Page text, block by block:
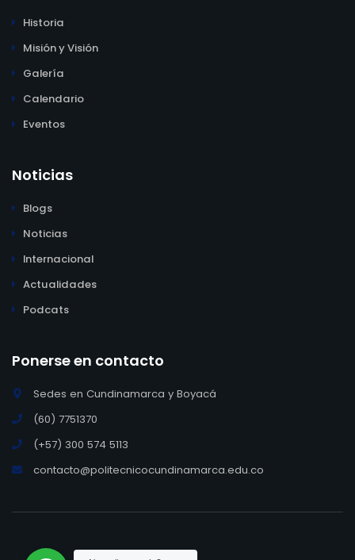
Historia
Misión y Visión
Galería
Calendario
Eventos
Noticias
Blogs
Noticias
Internacional
Actualidades
Podcats
Ponerse en contacto
Sedes en Cundinamarca y Boyacá
(60) 7751370
(+57) 300 574 5113
contacto@politecnicocundinamarca.edu.co